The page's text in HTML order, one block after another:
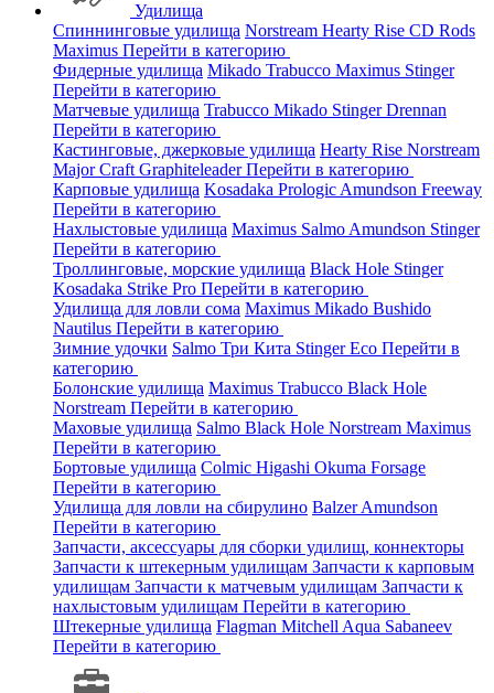
Удилища
Спиннинговые удилища Norstream Hearty Rise CD Rods
Maximus Перейти в категорию
Фидерные удилища Mikado Trabucco Maximus Stinger
Перейти в категорию
Матчевые удилища Trabucco Mikado StingerDrennan
Перейти в категорию
Кастинговые, джерковые удилища Hearty Rise Norstream
Major Craft GraphiteleaderПерейти в категорию
Карповые удилища Kosadaka Prologic Amundson Freeway
Перейти в категорию
Нахлыстовые удилища Maximus Salmo Amundson Stinger
Перейти в категорию
Троллинговые, морские удилища Black Hole Stinger
Kosadaka Strike Pro Перейти в категорию
Удилища для ловли сома Maximus Mikado Bushido
Nautilus Перейти в категорию
Зимние удочки Salmo Три Кита StingerEco Перейти в
категорию
Болонские удилища Maximus Trabucco Black Hole
Norstream Перейти в категорию
Маховые удилища Salmo Black Hole Norstream Maximus
Перейти в категорию
Бортовые удилища Colmic Higashi Okuma Forsage
Перейти в категорию
Удилища для ловли на сбирулино BalzerAmundson
Перейти в категорию
Запчасти, аксессуары для сборки удилищ, коннекторы
Запчасти к штекерным удилищам Запчасти к карповым
удилищам Запчасти к матчевым удилищам Запчасти к
нахлыстовым удилищам Перейти в категорию
Штекерные удилища Flagman Mitchell Aqua Sabaneev
Перейти в категорию